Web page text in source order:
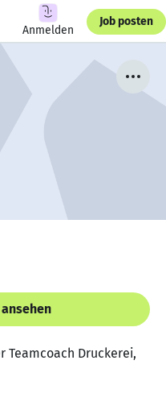
Anmelden
Job posten
Teamcoach Druckerei,